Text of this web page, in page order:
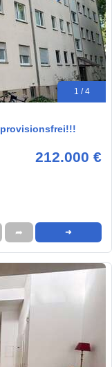
1 / 4
provisionsfrei!!!
212.000 €
➦ ➜